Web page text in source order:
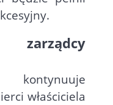
kontynuuje
właściciela